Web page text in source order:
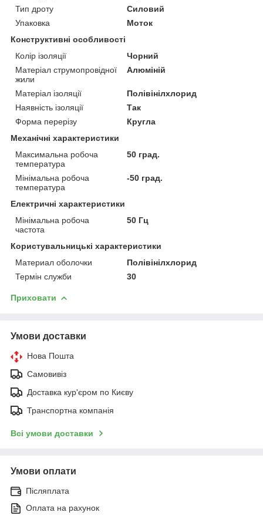
Тип дроту
Силовий
Упаковка
Моток
Конструктивні особливості
Колір ізоляції
Чорний
Матеріал струмопровідної
жили
Алюміній
Матеріал ізоляції
Полівінілхлорид
Наявність ізоляції
Так
Форма перерізу
Кругла
Механічні характеристики
Максимальна робоча
температура
50 град.
Мінімальна робоча
температура
-50 град.
Електричні характеристики
Мінімальна робоча
частота
50 Гц
Користувальницькі характеристики
Материал оболочки
Полівінілхлорид
Термін служби
30
Приховати
Умови доставки
Нова Пошта
Самовивіз
Доставка кур'єром по Києву
Транспортна компанія
Всі умови доставки
Умови оплати
Післяплата
Оплата на рахунок